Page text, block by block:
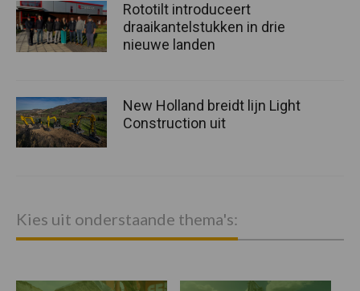
Rototilt introduceert
draaikantelstukken in drie
nieuwe landen
New Holland breidt lijn Light
Construction uit
Kies uit onderstaande thema's: